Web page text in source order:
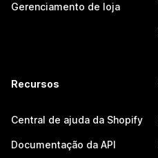
Gerenciamento de loja
Recursos
Central de ajuda da Shopify
Documentação da API